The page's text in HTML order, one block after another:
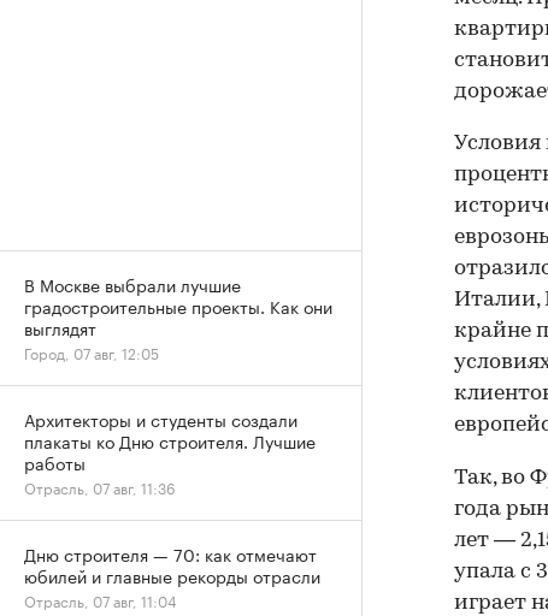
Условия
Италии,
крайне
Так, во
года
лет —
упала с
играет
В Москве выбрали лучшие
градостроительные проекты. Как они
выглядят
Город, 07 авг, 12:05
Архитекторы и студенты создали
плакаты ко Дню строителя. Лучшие
работы
Отрасль, 07 авг, 11:36
Дню строителя — 70: как отмечают
юбилей и главные рекорды отрасли
Отрасль, 07 авг, 11:04